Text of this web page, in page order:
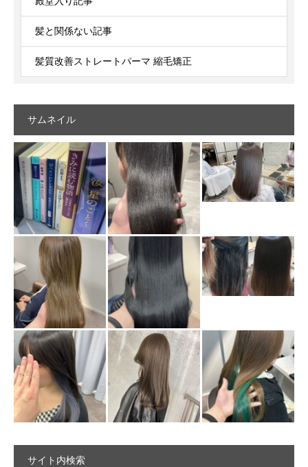
髪と関係ない記事
髪質改善ストレートパーマ 縮毛矯正
サムネイル
サイト内検索